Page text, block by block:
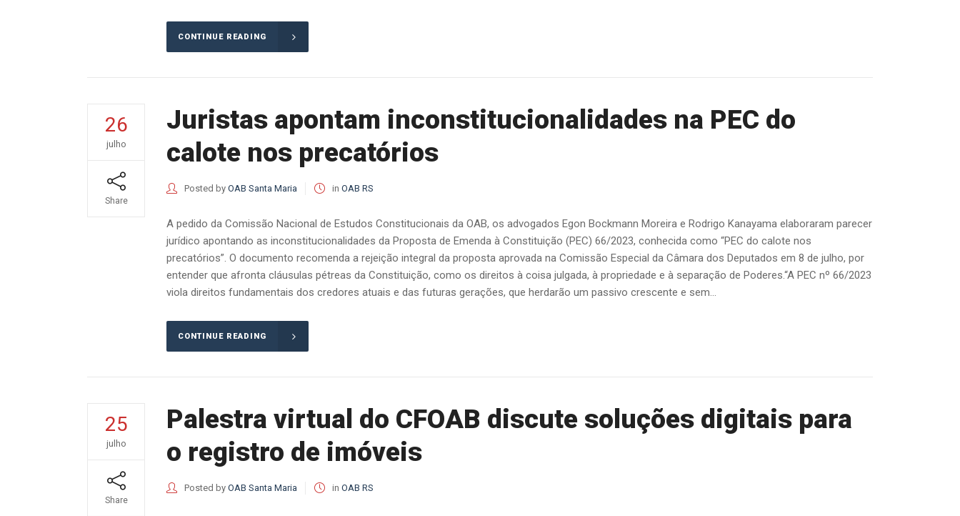
CONTINUE READING
26
julho
Share
Juristas apontam inconstitucionalidades na PEC do
calote nos precatórios
Posted by OAB Santa Maria in OAB RS
A pedido da Comissão Nacional de Estudos Constitucionais da OAB, os advogados Egon Bockmann Moreira e Rodrigo Kanayama elaboraram parecer
jurídico apontando as inconstitucionalidades da Proposta de Emenda à Constituição (PEC) 66/2023, conhecida como “PEC do calote nos
precatórios”. O documento recomenda a rejeição integral da proposta aprovada na Comissão Especial da Câmara dos Deputados em 8 de julho, por
entender que afronta cláusulas pétreas da Constituição, como os direitos à coisa julgada, à propriedade e à separação de Poderes.“A PEC nº 66/2023
viola direitos fundamentais dos credores atuais e das futuras gerações, que herdarão um passivo crescente e sem...
CONTINUE READING
25
julho
Share
Palestra virtual do CFOAB discute soluções digitais para
o registro de imóveis
Posted by OAB Santa Maria in OAB RS